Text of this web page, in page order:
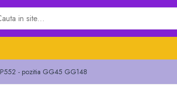
- pozitia GG45 GG148